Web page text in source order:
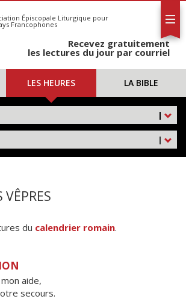
Épiscopale Liturgique pour
Francophones
Recevez gratuitement
les lectures du jour par courriel
LES HEURES LA BIBLE
|
|
VÊPRES
du calendrier romain.
aide,
secours.